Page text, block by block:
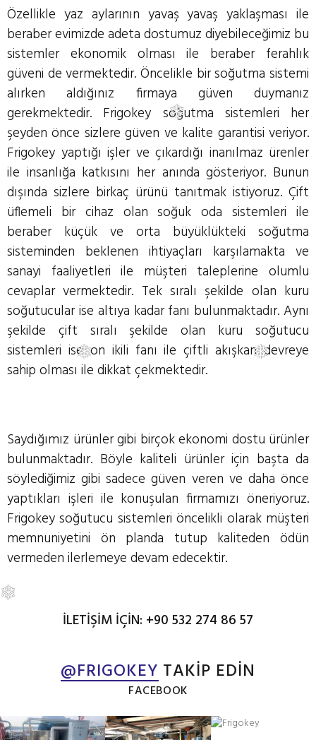
❄
❄
❅
Özellikle yaz aylarının yavaş yavaş yaklaşması ile
beraber evimizde adeta dostumuz diyebileceğimiz bu
sistemler ekonomik olması ile beraber ferahlık
güveni de vermektedir. Öncelikle bir soğutma sistemi
alırken aldığınız firmaya güven duymanız
gerekmektedir. Frigokey soğutma sistemleri her
şeyden önce sizlere güven ve kalite garantisi veriyor.
Frigokey yaptığı işler ve çıkardığı inanılmaz ürenler
ile insanlığa katkısını her anında gösteriyor. Bunun
dışında sizlere birkaç ürünü tanıtmak istiyoruz. Çift
üflemeli bir cihaz olan soğuk oda sistemleri ile
beraber küçük ve orta büyüklükteki soğutma
sisteminden beklenen ihtiyaçları karşılamakta ve
sanayi faaliyetleri ile müşteri taleplerine olumlu
cevaplar vermektedir. Tek sıralı şekilde olan kuru
soğutucular ise altıya kadar fanı bulunmaktadır. Aynı
şekilde çift sıralı şekilde olan kuru soğutucu
sistemleri ise on ikili fanı ile çiftli akışkan devreye
sahip olması ile dikkat çekmektedir.
Saydığımız ürünler gibi birçok ekonomi dostu ürünler
bulunmaktadır. Böyle kaliteli ürünler için başta da
söylediğimiz gibi sadece güven veren ve daha önce
yaptıkları işleri ile konuşulan firmamızı öneriyoruz.
Frigokey soğutucu sistemleri öncelikli olarak müşteri
memnuniyetini ön planda tutup kaliteden ödün
vermeden ilerlemeye devam edecektir.
İLETİŞİM İÇİN: +90 532 274 86 57
@FRIGOKEY TAKİP EDİN
FACEBOOK